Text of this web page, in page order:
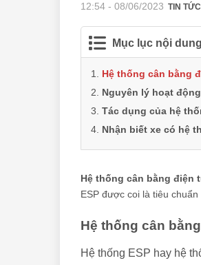
12:54 - 08/06/2023 TIN TỨC
Mục lục nội dung
Hệ thống cân bằng
Nguyên lý hoạt
Tác dụng của hệ
Nhận biết xe có hệ
Hệ thống cân bằng điện
ESP được coi là tiêu
Hệ thống cân
Hệ thống ESP hay hệ